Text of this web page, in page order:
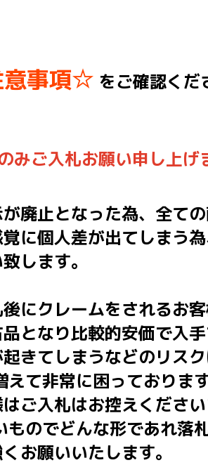
意事項☆ をご確認く
みご入札お願い申し上
廃止となった為、全て
に個人差が出てしまう
します。
にクレームをされるお
となり比較的安価で入
きてしまうなどのリス
て非常に困っております
ご入札はお控えくださ
のでどんな形であれ落
お願いいたします。